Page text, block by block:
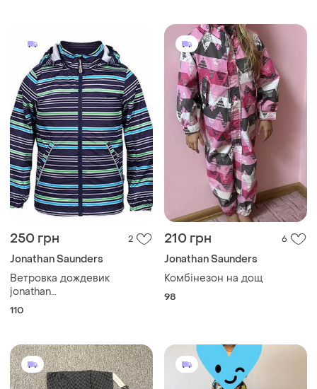
250 грн 2
Jonathan Saunders
Ветровка дождевик
jonathan
ветронепродуваемая,
лет рост 110 см
110
210 грн 6
Jonathan Saunders
Комбінезон на дощ
98